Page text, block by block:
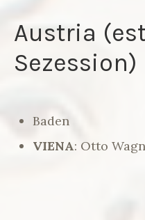
Austria
Sezession)
Baden
VIENA: Otto